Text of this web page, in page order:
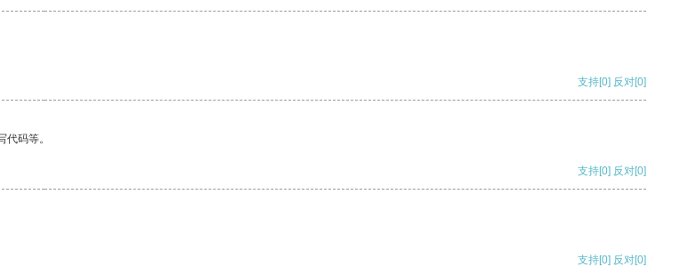
支持[0] 反对[0]
码等。
支持[0] 反对[0]
支持[0] 反对[0]